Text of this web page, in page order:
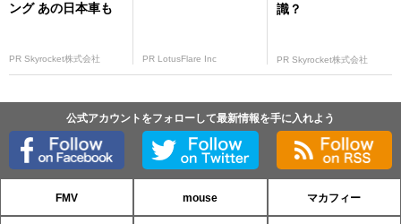
ング あの日本車も
PR Skyrocket株式会社 PR LotusFlare Inc
識？
PR Skyrocket株式会社
公式アカウントをフォローして最新情報を手に入れよう
FMV mouse マカフィー